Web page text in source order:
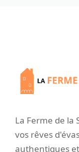
La Ferme de la
vos rêves
authentiques